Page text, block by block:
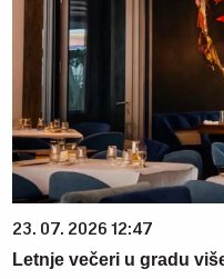
23. 07. 2026 12:47
Letnje večeri u gradu